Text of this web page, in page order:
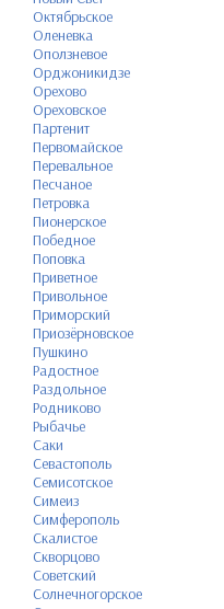
Октябрьское
Оленевка
Оползневое
Орджоникидзе
Орехово
Ореховское
Партенит
Первомайское
Перевальное
Песчаное
Петровка
Пионерское
Победное
Поповка
Приветное
Привольное
Приморский
Приозёрновское
Пушкино
Радостное
Раздольное
Родниково
Рыбачье
Саки
Севастополь
Семисотское
Симеиз
Симферополь
Скалистое
Скворцово
Советский
Солнечногорское